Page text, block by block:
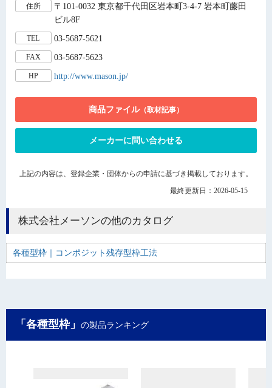
住所
〒101-0032 東京都千代田区岩本町3-4-7 岩本町藤田
ビル8F
TEL 03-5687-5621
FAX 03-5687-5623
HP http://www.mason.jp/
商品ファイル（取材記事）
メーカーに問い合わせる
上記の内容は、登録企業・団体からの申請に基づき掲載しております。
最終更新日：2026-05-15
株式会社メーソンの他のカタログ
各種型枠｜コンポジット残存型枠工法
「各種型枠」 の製品ランキング